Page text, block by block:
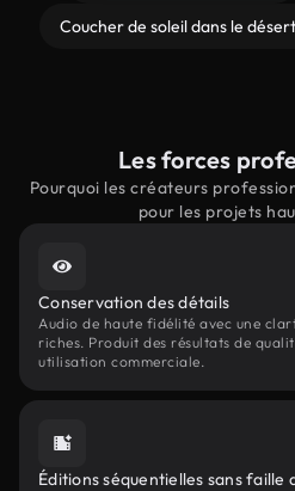
Coucher de soleil dans le désert
Les forces
Pourquoi les créateurs
pour les projets
Conservation des détails
Audio de haute fidélité avec une
riches. Produit des résultats de
utilisation commerciale.
Éditions séquentielles sans faille